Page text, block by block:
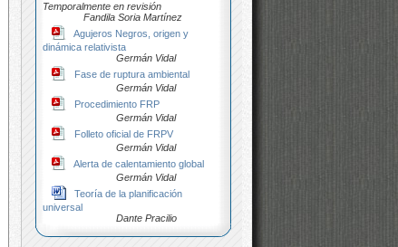
Temporalmente en revisión
Fandila Soria Martínez
Agujeros Negros, origen y
dinámica relativista
Germán Vidal
Fase de ruptura ambiental
Germán Vidal
Procedimiento FRP
Germán Vidal
Folleto oficial de FRPV
Germán Vidal
Alerta de calentamiento global
Germán Vidal
Teoría de la planificación
universal
Dante Pracilio